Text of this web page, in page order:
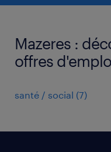
Mazeres :
offres
santé / social (7)